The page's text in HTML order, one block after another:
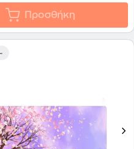
Προσθήκη